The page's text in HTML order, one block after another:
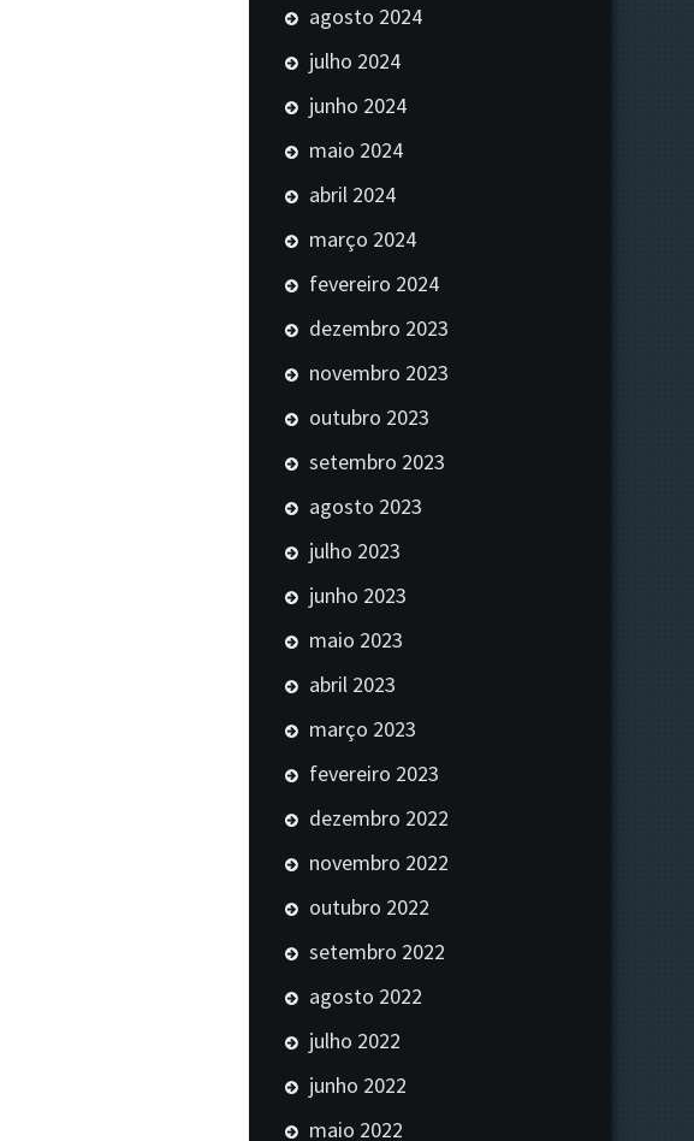
agosto 2024
julho 2024
junho 2024
maio 2024
abril 2024
março 2024
fevereiro 2024
dezembro 2023
novembro 2023
outubro 2023
setembro 2023
agosto 2023
julho 2023
junho 2023
maio 2023
abril 2023
março 2023
fevereiro 2023
dezembro 2022
novembro 2022
outubro 2022
setembro 2022
agosto 2022
julho 2022
junho 2022
maio 2022